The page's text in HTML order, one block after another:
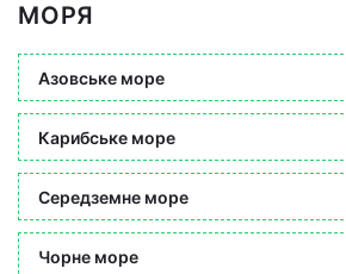
МОРЯ
Азовське море
Карибське море
Середземне море
Чорне море